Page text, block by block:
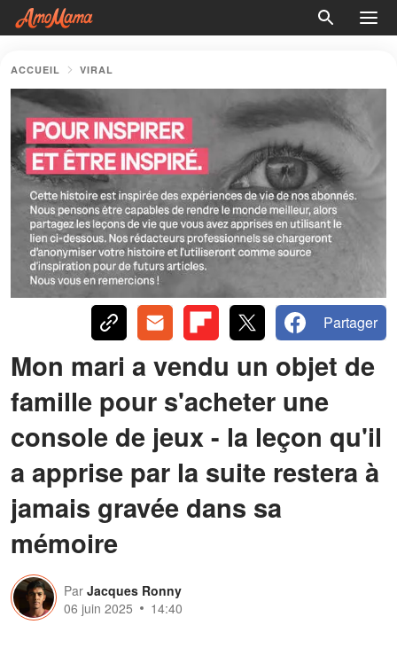
ACCUEIL VIRAL
Partager
Mon mari a vendu un objet de
famille pour s'acheter une
console de jeux - la leçon qu'il
a apprise par la suite restera à
jamais gravée dans sa
mémoire
Par Jacques Ronny
06 juin 2025
14:40